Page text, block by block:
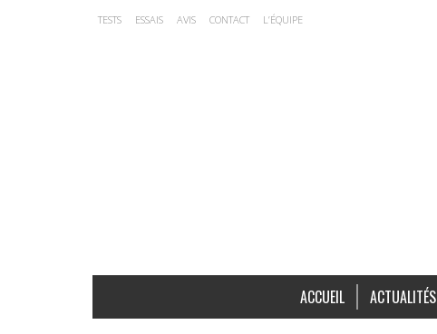
TESTS ESSAIS AVIS CONTACT L’ÉQUIPE
ACCUEIL ACTUALITÉS